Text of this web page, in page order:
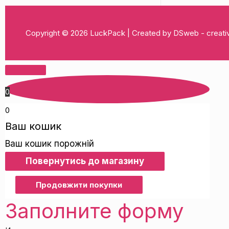
Copyright © 2026 LuckPack | Created by DSweb -
0
0
Ваш кошик
Ваш кошик порожній
Повернутись до магазину
Продовжити покупки
Заполните форму